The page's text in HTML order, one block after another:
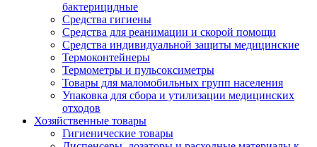
бактерицидные
Средства гигиены
Средства для реанимации и скорой помощи
Средства индивидуальной защиты медицинские
Термоконтейнеры
Термометры и пульсоксиметры
Товары для маломобильных групп населения
Упаковка для сбора и утилизации медицинских
отходов
Хозяйственные товары
Гигиенические товары